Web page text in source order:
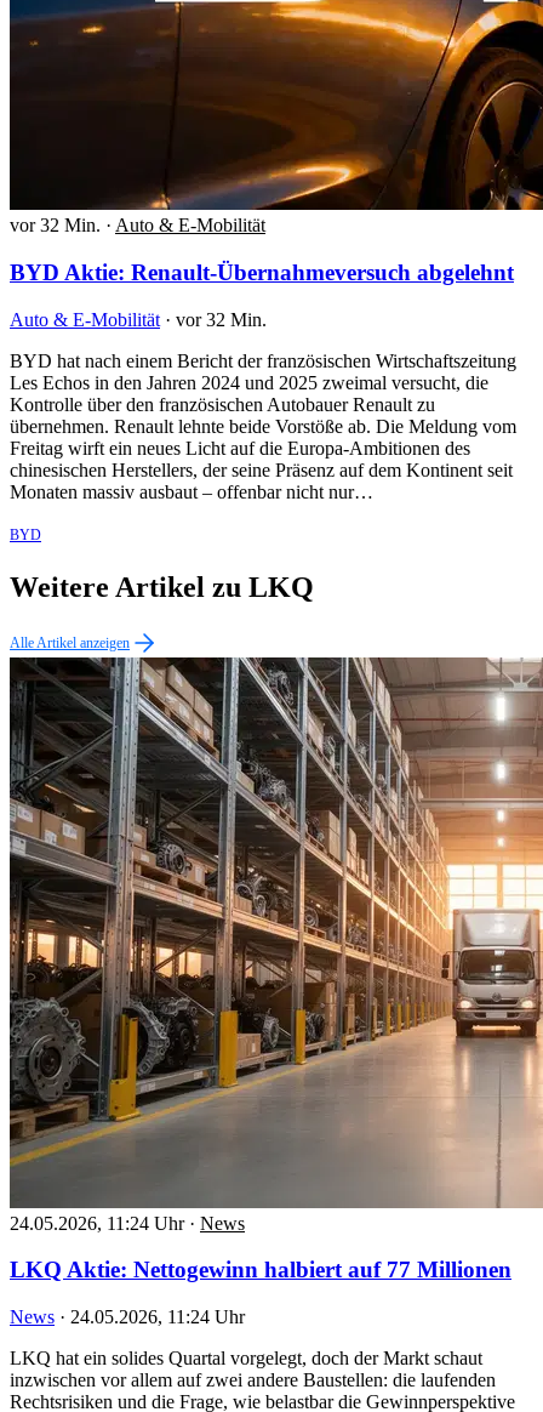
vor 32 Min. · Auto & E-Mobilität
BYD Aktie: Renault-Übernahmeversuch abgelehnt
Auto & E-Mobilität · vor 32 Min.
BYD hat nach einem Bericht der französischen Wirtschaftszeitung
Les Echos in den Jahren 2024 und 2025 zweimal versucht, die
Kontrolle über den französischen Autobauer Renault zu
übernehmen. Renault lehnte beide Vorstöße ab. Die Meldung vom
Freitag wirft ein neues Licht auf die Europa-Ambitionen des
chinesischen Herstellers, der seine Präsenz auf dem Kontinent seit
Monaten massiv ausbaut – offenbar nicht nur…
BYD
Weitere Artikel zu LKQ
Alle Artikel anzeigen
24.05.2026, 11:24 Uhr · News
LKQ Aktie: Nettogewinn halbiert auf 77 Millionen
News · 24.05.2026, 11:24 Uhr
LKQ hat ein solides Quartal vorgelegt, doch der Markt schaut
inzwischen vor allem auf zwei andere Baustellen: die laufenden
Rechtsrisiken und die Frage, wie belastbar die Gewinnperspektive